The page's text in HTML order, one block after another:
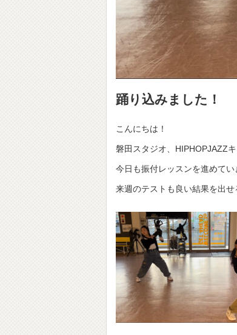
踊り込みました！
こんにちは！
磐田スタジオ、HIPHOPJAZZキ
今日も振付レッスンを進めて
来週のテストも良い結果を出